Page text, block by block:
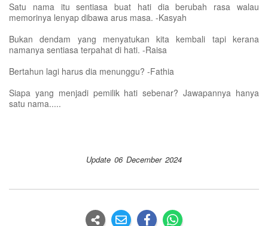
Satu nama itu sentiasa buat hati dia berubah rasa walau
memorinya lenyap dibawa arus masa. -Kasyah
Bukan dendam yang menyatukan kita kembali tapi kerana
namanya sentiasa terpahat di hati. -Raisa
Bertahun lagi harus dia menunggu? -Fathia
Siapa yang menjadi pemilik hati sebenar? Jawapannya hanya
satu nama.....
Update 06 December 2024